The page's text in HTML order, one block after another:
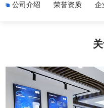
公司介绍 荣誉资质 企